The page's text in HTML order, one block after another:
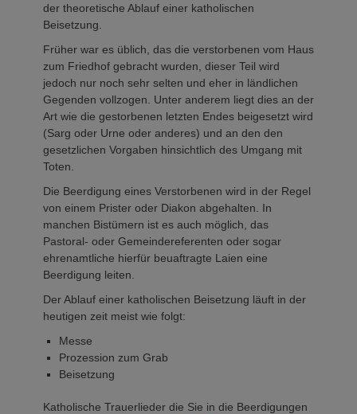
der theoretische Ablauf einer katholischen
Beisetzung.
Früher war es üblich, das die verstorbenen vom Haus
zum Friedhof gebracht wurden, dieser Teil wird
jedoch nur noch sehr selten und eher in ländlichen
Gegenden vollzogen. Unter anderem liegt dies an der
Art wie die gestorbenen letzten Endes beigesetzt wird
(Sarg oder Urne oder anderes) und an den den
gesetzlichen Vorgaben hinsichtlich des Umgang mit
Toten.
Die Beerdigung eines Verstorbenen wird in der Regel
von einem Prister oder Diakon abgehalten. In
manchen Bistümern ist es auch möglich, das
Pastoral- oder Gemeindereferenten oder sogar
ehrenamtliche hierfür beuaftragte Laien eine
Beerdigung leiten.
Der Ablauf einer katholischen Beisetzung läuft in der
heutigen zeit meist wie folgt:
Messe
Prozession zum Grab
Beisetzung
Katholische Trauerlieder die Sie in die Beerdigungen